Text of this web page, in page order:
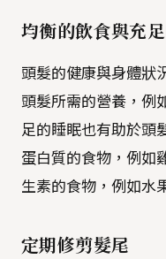
均衡的飲食與充
頭髮的健康與身體狀
頭髮所需的營養，例
足的睡眠也有助於頭
蛋白質的食物，例如
生素的食物，例如水
定期修剪髮尾